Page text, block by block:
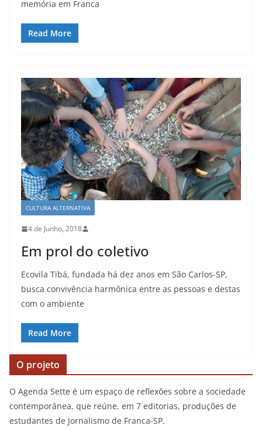
memória em Franca
Read More
CULTURA ALTERNATIVA
4 de Junho, 2018
Em prol do coletivo
Ecovila Tibá, fundada há dez anos em São Carlos-SP,
busca convivência harmônica entre as pessoas e destas
com o ambiente
Read More
O projeto
O Agenda Sette é um espaço de reflexões sobre a sociedade
contemporânea, que reúne, em 7 editorias, produções de
estudantes de Jornalismo de Franca-SP.